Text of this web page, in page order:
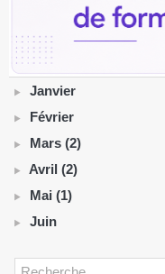
Janvier
Février
Mars (2)
Avril (2)
Mai (1)
Juin